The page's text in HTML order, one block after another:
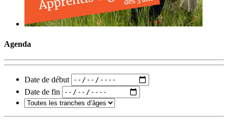
Agenda
Date de début
Date de fin